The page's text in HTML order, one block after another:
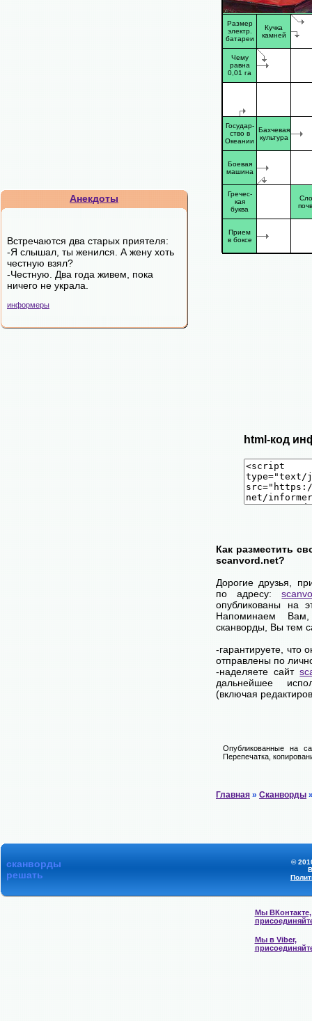
Анекдоты
Встречаются два старых приятеля:
-Я слышал, ты женился. А жену хоть
честную взял?
-Честную. Два года живем, пока
ничего не украла.
информеры
Размер
электр.
батареи
Кучка
камней
Чему
равна
0,01 га
Государ-
ство в
Океании
Бахчевая
культура
Боевая
машина
Гречес-
кая
буква
Прием
в боксе
html-код
Как разместить
scanvord.net?
Дорогие друзья,
по адресу:
опубликованы на
Напоминаем
сканворды, Вы тем
-гарантируете, что
отправлены по
-наделяете сайт
дальнейшее
(включая
Опубликованные на
Перепечатка,
Главная » Сканворды
сканворды
решать
©
Мы ВКонтакте,
Мы в Viber,